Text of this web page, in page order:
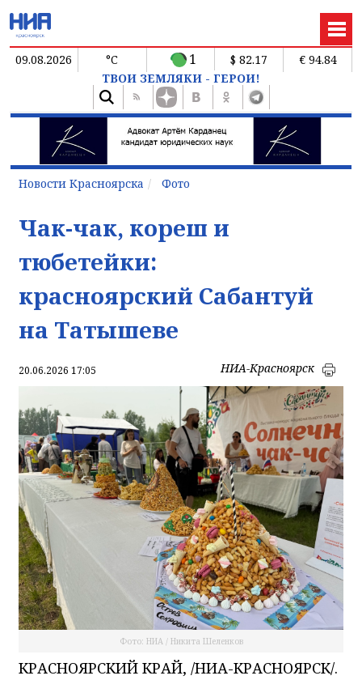
09.08.2026 °C 1 $ 82.17
€ 94.84
ТВОИ ЗЕМЛЯКИ - ГЕРОИ!
Новости Красноярска Фото
Чак-чак, кореш и
тюбетейки:
красноярский Сабантуй
на Татышеве
20.06.2026 17:05 НИА-Красноярск
Фото: НИА / Никита Шеленков
КРАСНОЯРСКИЙ КРАЙ, /НИА-КРАСНОЯРСК/.